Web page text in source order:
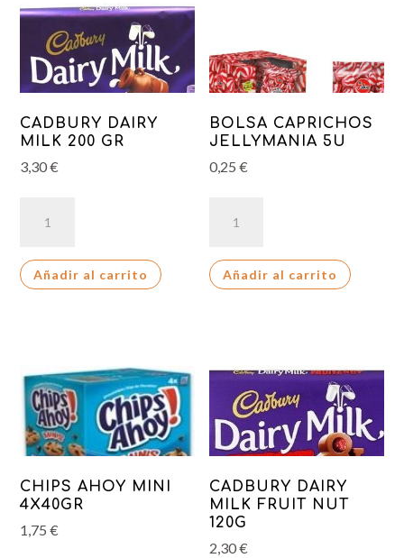
CADBURY DAIRY
MILK 200 GR
3,30€
DAIRY
200Añadir al carrito
BOLSA CAPRICHOS
JELLYMANIA 5U
0,25€
CAPRICHOS
5UAñadir al carrito
CHIPS AHOY MINI
4X40GR
1,75€
CADBURY DAIRY
MILK FRUIT NUT
120G
2,30€